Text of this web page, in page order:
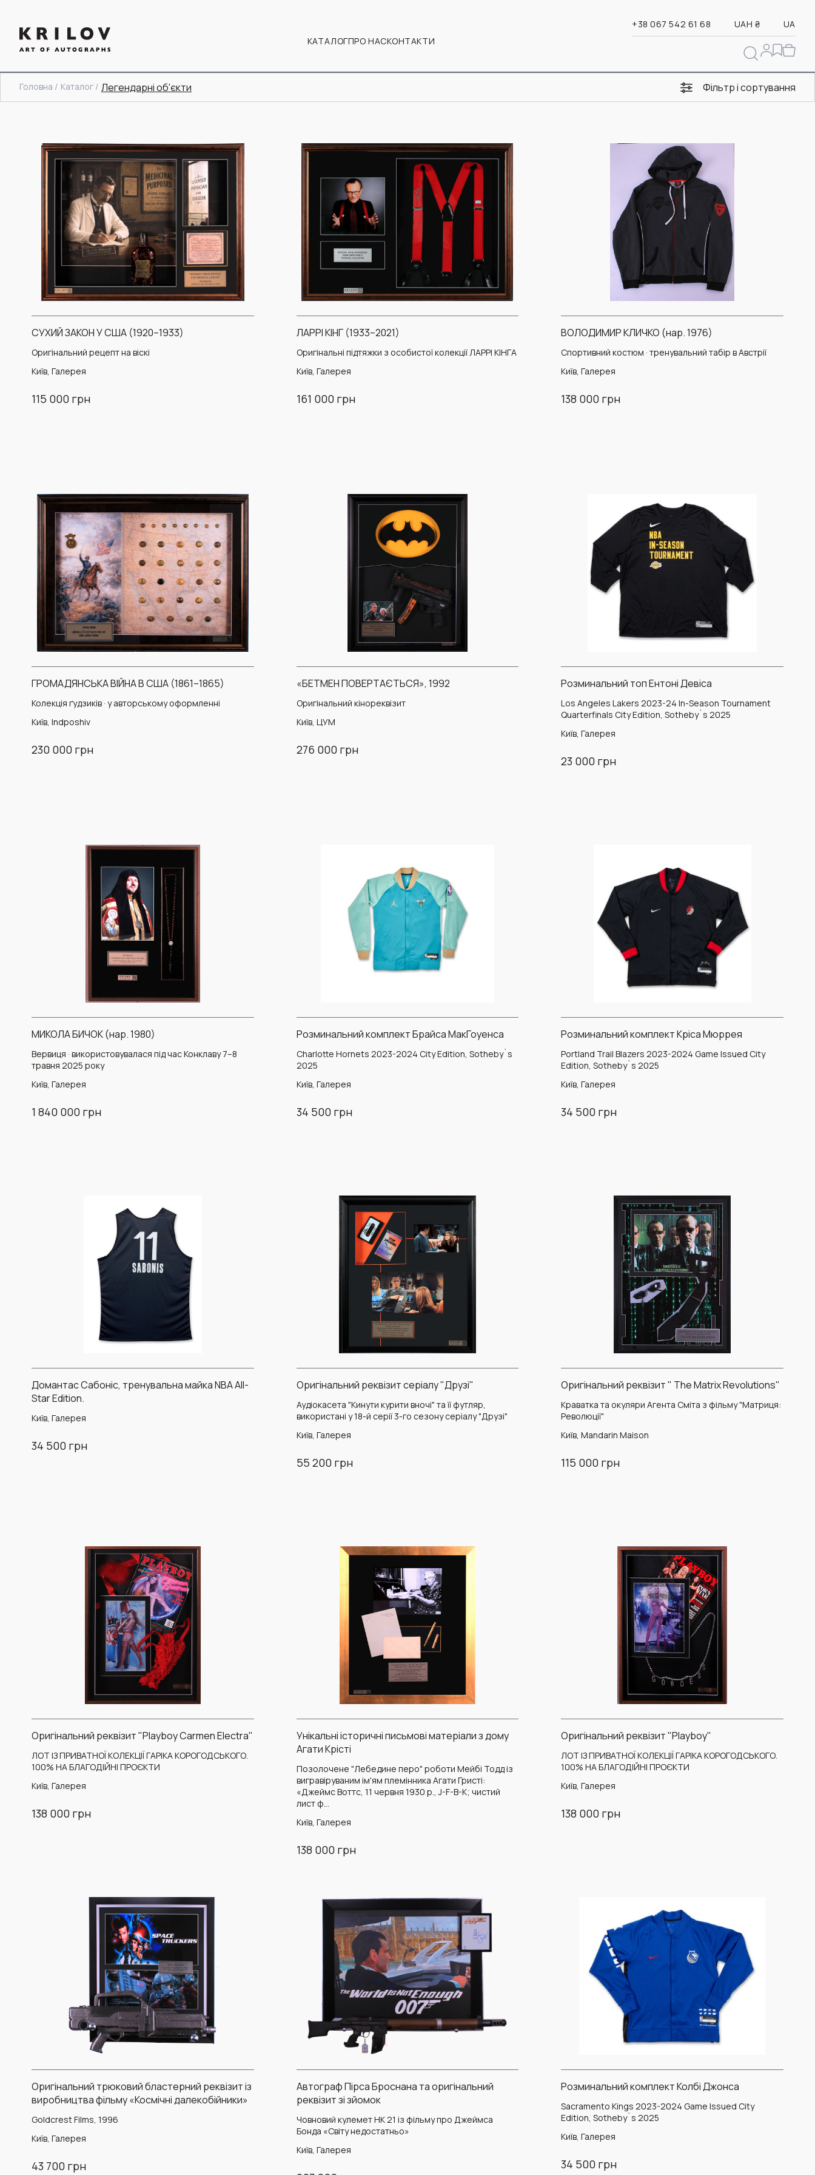
КАТАЛОГПРО НАСКОНТАКТИ
+38 067 542 61 68 UAH ₴ UA
Головна / Каталог / Легендарні об'єкти Фільтр і сортування
СУХИЙ ЗАКОН У США (1920–1933)
Оригінальний рецепт на віскі
Київ, Галерея
115 000 грн
ЛАРРІ КІНГ (1933–2021)
Оригінальні підтяжки з особистої колекції ЛАРРІ КІНГА
Київ, Галерея
161 000 грн
ВОЛОДИМИР КЛИЧКО (нар. 1976)
Спортивний костюм · тренувальний табір в Австрії
Київ, Галерея
138 000 грн
ГРОМАДЯНСЬКА ВІЙНА В США (1861–1865)
Колекція ґудзиків · у авторському оформленні
Київ, Indposhiv
230 000 грн
«БЕТМЕН ПОВЕРТАЄТЬСЯ», 1992
Оригінальний кінореквізит
Київ, ЦУМ
276 000 грн
Розминальний топ Ентоні Девіса
Los Angeles Lakers 2023-24 In-Season Tournament
Quarterfinals City Edition, Sotheby`s 2025
Київ, Галерея
23 000 грн
МИКОЛА БИЧОК (нар. 1980)
Вервиця · використовувалася під час Конклаву 7–8
травня 2025 року
Київ, Галерея
1 840 000 грн
Розминальний комплект Брайса МакГоуенса
Charlotte Hornets 2023-2024 City Edition, Sotheby`s
2025
Київ, Галерея
34 500 грн
Розминальний комплект Кріса Мюррея
Portland Trail Blazers 2023-2024 Game Issued City
Edition, Sotheby`s 2025
Київ, Галерея
34 500 грн
Домантас Сабоніс, тренувальна майка NBA All-
Star Edition.
Київ, Галерея
34 500 грн
Оригінальний реквізит серіалу "Друзі"
Аудіокасета "Кинути курити вночі" та її футляр,
використані у 18-й серії 3-го сезону серіалу "Друзі"
Київ, Галерея
55 200 грн
Оригінальний реквізит " The Matrix Revolutions"
Краватка та окуляри Агента Сміта з фільму "Матриця:
Революції"
Київ, Mandarin Maison
115 000 грн
Оригінальний реквізит "Playboy Carmen Electra"
ЛОТ ІЗ ПРИВАТНОЇ КОЛЕКЦІЇ ГАРІКА КОРОГОДСЬКОГО.
100% НА БЛАГОДІЙНІ ПРОЄКТИ
Київ, Галерея
138 000 грн
Унікальні історичні письмові матеріали з дому
Агати Крісті
Позолочене "Лебедине перо" роботи Мейбі Тодд із
вигравіруваним ім'ям племінника Агати Гристі:
«Джеймс Воттс, 11 червня 1930 р., J-F-B-K; чистий
лист ф...
Київ, Галерея
138 000 грн
Оригінальний реквізит "Playboy"
ЛОТ ІЗ ПРИВАТНОЇ КОЛЕКЦІЇ ГАРІКА КОРОГОДСЬКОГО.
100% НА БЛАГОДІЙНІ ПРОЄКТИ
Київ, Галерея
138 000 грн
Оригінальний трюковий бластерний реквізит із
виробництва фільму «Космічні далекобійники»
Goldcrest Films, 1996
Київ, Галерея
43 700 грн
Автограф Пірса Броснана та оригінальний
реквізит зі зйомок
Човновий кулемет HK 21 із фільму про Джеймса
Бонда «Світу недостатньо»
Київ, Галерея
Розминальний комплект Колбі Джонса
Sacramento Kings 2023-2024 Game Issued City
Edition, Sotheby`s 2025
Київ, Галерея
34 500 грн